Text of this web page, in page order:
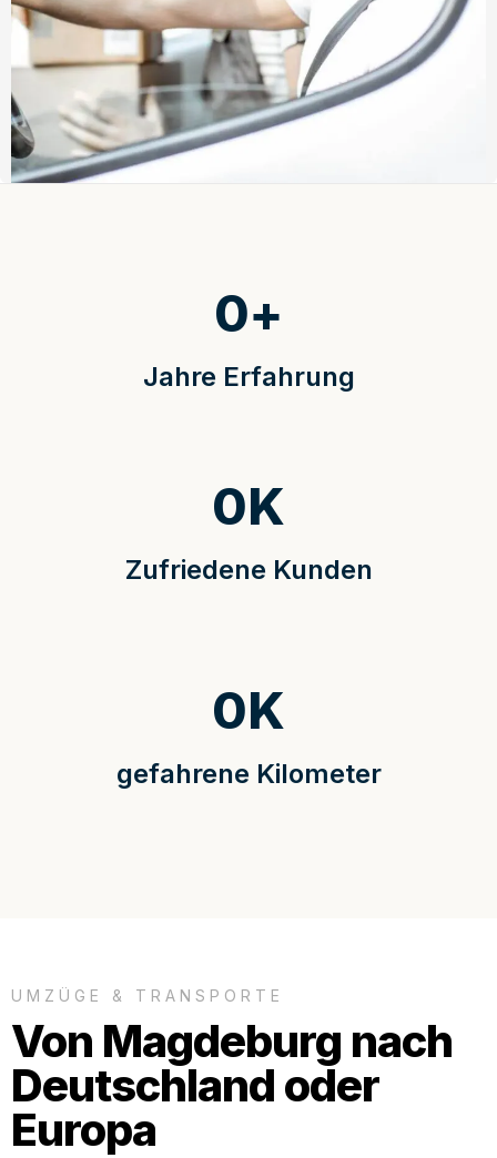
Jahre Erfahrung
0+
Zufriedene Kunden
0K
gefahrene Kilometer
0K
UMZÜGE & TRANSPORTE
Von Magdeburg nach
Deutschland oder
Europa